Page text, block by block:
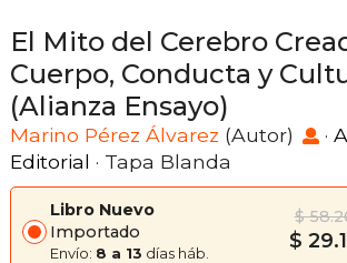
El Mito del Cerebro
Cuerpo, Conducta y
(Alianza Ensayo)
Marino Pérez Álvarez (Autor) ·
Editorial · Tapa Blanda
Libro Nuevo
Importado
Envío: 8 a 13 días háb.
$
$